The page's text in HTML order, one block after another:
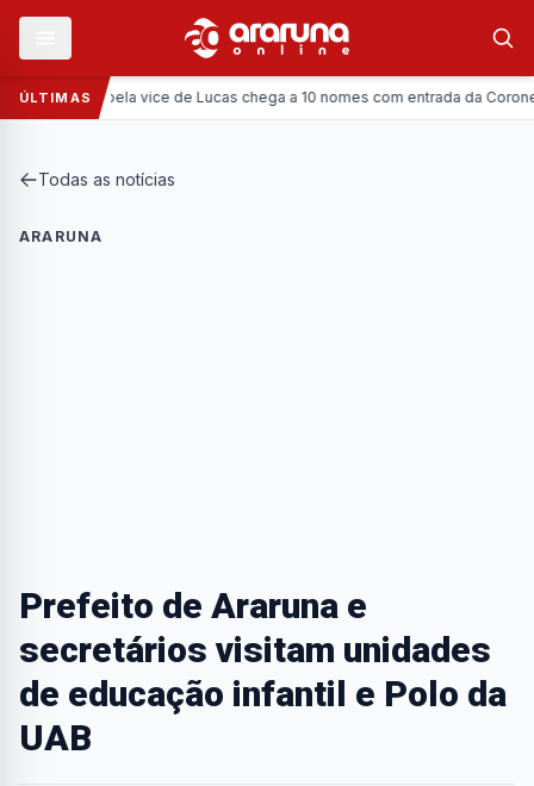
ÚLTIMAS
vice de Lucas chega a 10 nomes com entrada da Coronel Viviane; veja
Todas as notícias
ARARUNA
Prefeito de Araruna e
secretários visitam unidades
de educação infantil e Polo da
UAB